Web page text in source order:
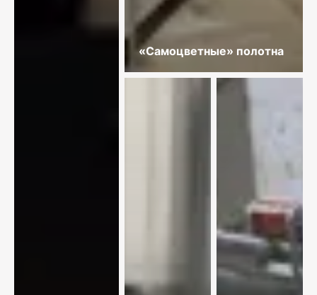
«Самоцветные» полотна